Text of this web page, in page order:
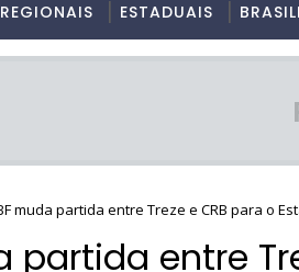
REGIONAIS ESTADUAIS
muda partida entre Treze e CRB para o
partida entre